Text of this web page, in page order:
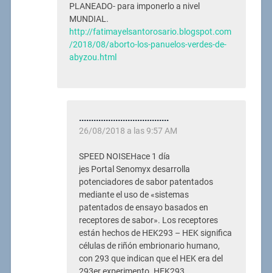
PLANEADO- para imponerlo a nivel
MUNDIAL.
http://fatimayelsantorosario.blogspot.com
/2018/08/aborto-los-panuelos-verdes-de-
abyzou.html
.....................................
26/08/2018 a las 9:57 AM
SPEED NOISEHace 1 día
jes Portal Senomyx desarrolla
potenciadores de sabor patentados
mediante el uso de «sistemas
patentados de ensayo basados ​​en
receptores de sabor». Los receptores
están hechos de HEK293 – HEK significa
células de riñón embrionario humano,
con 293 que indican que el HEK era del